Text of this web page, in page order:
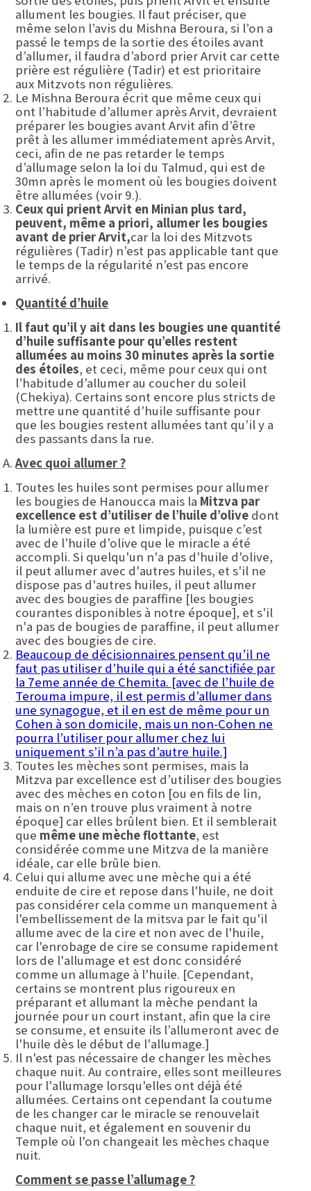
allument les bougies. Il faut préciser, que
même selon l’avis du Mishna Beroura, si l’on a
passé le temps de la sortie des étoiles avant
d’allumer, il faudra d’abord prier Arvit car cette
prière est régulière (Tadir) et est prioritaire
aux Mitzvots non régulières.
Le Mishna Beroura écrit que même ceux qui
ont l’habitude d’allumer après Arvit, devraient
préparer les bougies avant Arvit afin d’être
prêt à les allumer immédiatement après Arvit,
ceci, afin de ne pas retarder le temps
d’allumage selon la loi du Talmud, qui est de
30mn après le moment où les bougies doivent
être allumées (voir 9.).
Ceux qui prient Arvit en Minian plus tard,
peuvent, même a priori, allumer les bougies
avant de prier Arvit,car la loi des Mitzvots
régulières (Tadir) n’est pas applicable tant que
le temps de la régularité n’est pas encore
arrivé.
Quantité d’huile
Il faut qu’il y ait dans les bougies une quantité
d’huile suffisante pour qu’elles restent
allumées au moins 30 minutes après la sortie
des étoiles, et ceci, même pour ceux qui ont
l’habitude d’allumer au coucher du soleil
(Chekiya). Certains sont encore plus stricts de
mettre une quantité d’huile suffisante pour
que les bougies restent allumées tant qu’il y a
des passants dans la rue.
Avec quoi allumer ?
Toutes les huiles sont permises pour allumer
les bougies de Hanoucca mais la Mitzva par
excellence est d’utiliser de l’huile d’olive dont
la lumière est pure et limpide, puisque c’est
avec de l’huile d’olive que le miracle a été
accompli. Si quelqu'un n'a pas d'huile d'olive,
il peut allumer avec d'autres huiles, et s'il ne
dispose pas d'autres huiles, il peut allumer
avec des bougies de paraffine [les bougies
courantes disponibles à notre époque], et s'il
n'a pas de bougies de paraffine, il peut allumer
avec des bougies de cire.
Beaucoup de décisionnaires pensent qu’il ne
faut pas utiliser d’huile qui a été sanctifiée par
la 7eme année de Chemita. [avec de l’huile de
Terouma impure, il est permis d’allumer dans
une synagogue, et il en est de même pour un
Cohen à son domicile, mais un non-Cohen ne
pourra l’utiliser pour allumer chez lui
uniquement s’il n’a pas d’autre huile.]
Toutes les mèches sont permises, mais la
Mitzva par excellence est d’utiliser des bougies
avec des mèches en coton [ou en fils de lin,
mais on n’en trouve plus vraiment à notre
époque] car elles brûlent bien. Et il semblerait
que même une mèche flottante, est
considérée comme une Mitzva de la manière
idéale, car elle brûle bien.
Celui qui allume avec une mèche qui a été
enduite de cire et repose dans l'huile, ne doit
pas considérer cela comme un manquement à
l'embellissement de la mitsva par le fait qu'il
allume avec de la cire et non avec de l'huile,
car l'enrobage de cire se consume rapidement
lors de l'allumage et est donc considéré
comme un allumage à l'huile. [Cependant,
certains se montrent plus rigoureux en
préparant et allumant la mèche pendant la
journée pour un court instant, afin que la cire
se consume, et ensuite ils l’allumeront avec de
l'huile dès le début de l'allumage.]
Il n'est pas nécessaire de changer les mèches
chaque nuit. Au contraire, elles sont meilleures
pour l'allumage lorsqu'elles ont déjà été
allumées. Certains ont cependant la coutume
de les changer car le miracle se renouvelait
chaque nuit, et également en souvenir du
Temple où l'on changeait les mèches chaque
nuit.
Comment se passe l’allumage ?